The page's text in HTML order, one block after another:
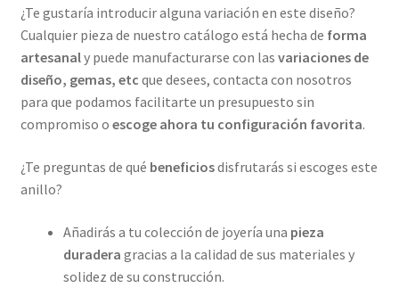
¿Te gustaría introducir alguna variación en este diseño?
Cualquier pieza de nuestro catálogo está hecha de forma
artesanaly puede manufacturarse con las variaciones de
diseño, gemas, etc que desees, contacta con nosotros
para que podamos facilitarte un presupuesto sin
compromiso o escoge ahora tu configuración favorita.
¿Te preguntas de qué beneficiosdisfrutarás si escoges este
anillo?
Añadirás a tu colección de joyería una pieza
duradera gracias a la calidad de sus materiales y
solidez de su construcción.